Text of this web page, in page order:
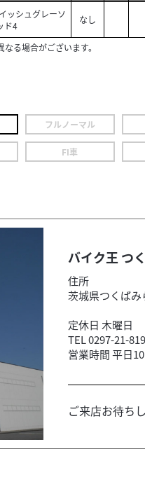
ッシュグレーソ
ド4
なし
る場合がございます。
フルノーマル
FI車
バイク王 つ
住所
茨城県つくば
定休日 木曜日
TEL 0297-21-
営業時間 平日
ご来店お待ち